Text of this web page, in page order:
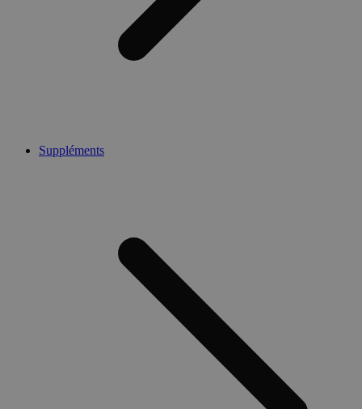
Suppléments